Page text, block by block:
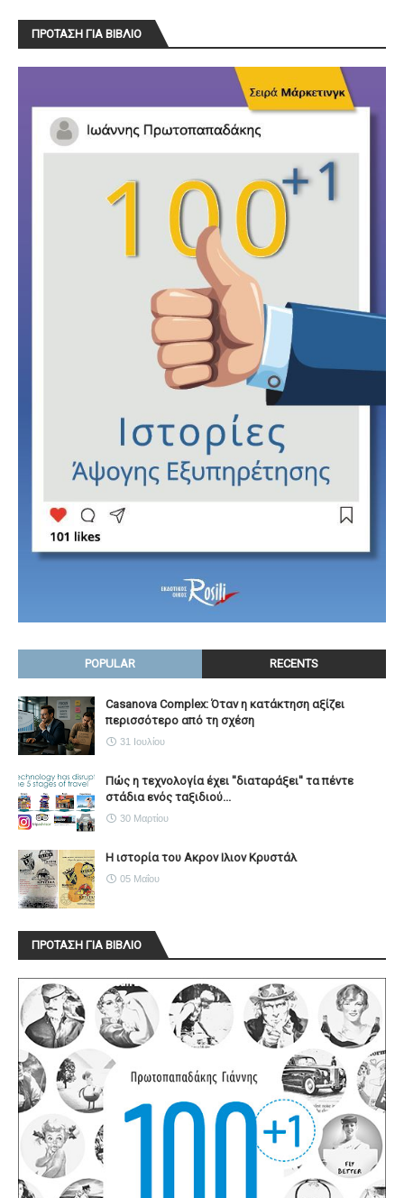
ΠΡΟΤΑΣΗ ΓΙΑ ΒΙΒΛΙΟ
POPULAR RECENTS
Casanova Complex: Όταν η κατάκτηση αξίζει
περισσότερο από τη σχέση
31 Ιουλίου
Πώς η τεχνολογία έχει ''διαταράξει'' τα πέντε
στάδια ενός ταξιδιού...
30 Μαρτίου
Η ιστορία του Ακρον Ιλιον Κρυστάλ
05 Μαΐου
ΠΡΟΤΑΣΗ ΓΙΑ ΒΙΒΛΙΟ